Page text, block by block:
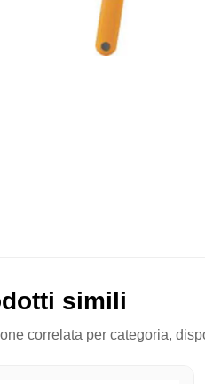
simili
correlata per categoria,